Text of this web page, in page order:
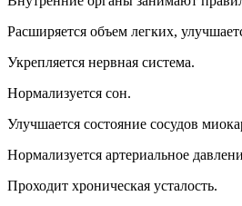
Расширяется объем легких,
Укрепляется нервная система.
Нормализуется сон.
Улучшается состояние сосудов
Нормализуется артериальное
Проходит хроническая усталость.